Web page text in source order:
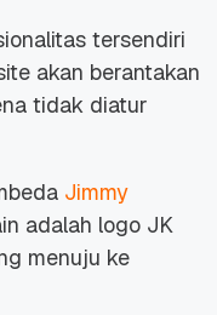
tersendiri
akan berantakan
tidak diatur
Jimmy
adalah logo JK
menuju ke